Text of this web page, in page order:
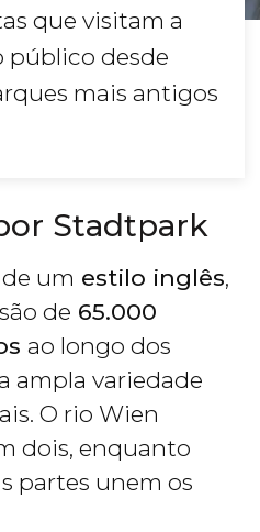
que visitam a
público desde
mais antigos
Stadtpark
um estilo inglês,
de 65.000
ao longo dos
ampla variedade
O rio Wien
dois, enquanto
partes unem os